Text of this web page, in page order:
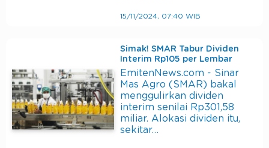
15/11/2024, 07:40 WIB
Simak! SMAR Tabur Dividen
Interim Rp105 per Lembar
EmitenNews.com - Sinar
Mas Agro (SMAR) bakal
menggulirkan dividen
interim senilai Rp301,58
miliar. Alokasi dividen itu,
sekitar…